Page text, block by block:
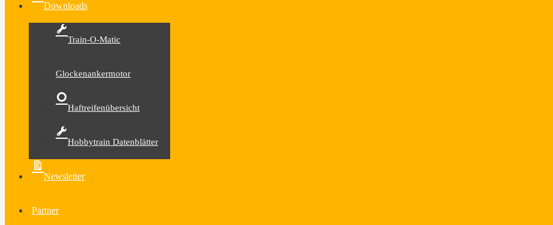
Downloads
Train-O-Matic
Glockenankermotor
Haftreifenübersicht
Hobbytrain Datenblätter
Newsletter
Partner